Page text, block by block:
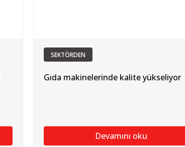
SEKTÖRDEN
Gıda makinelerinde kalite yükseliyor
Devamını oku